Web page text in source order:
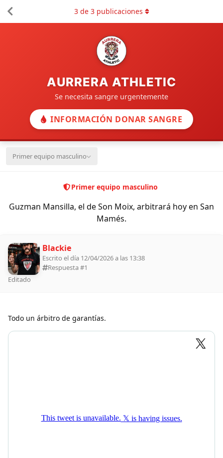
AURRERA ATHLETIC
Se necesita sangre urgentemente
INFORMACIÓN DONAR SANGRE
Primer equipo masculino
Primer equipo masculino
Guzman Mansilla, el de Son Moix, arbitrará hoy en San
Mamés.
3de 3publicaciones
Blackie
Escrito el día 12/04/2026 a las 13:38
Respuesta #1
Editado
Todo un árbitro de garantías.